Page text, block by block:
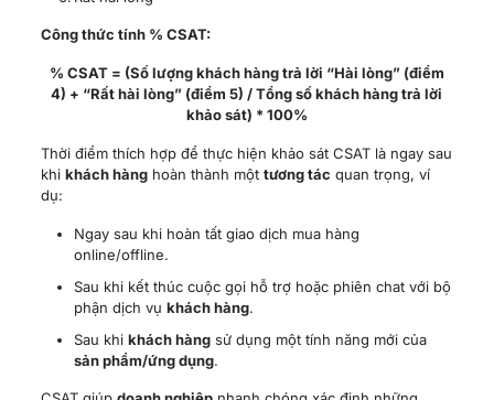
online/offline.
Sau khi kết thúc cuộc gọi hỗ trợ hoặc phiên chat với bộ
phận dịch vụkhách hàng.
khách hàngsử dụng một tính năng mới của
sản phẩm/ứng dụng
CSAT giúpdoanh nghiệpnhanh chóng xác định những
điểm yếu trong các
kịp thời để cải thiện
sự hài lòng ngay lập tức.
6.3.Customer Effort Score (CES)
Customer Effort Score (CES)tập trung vào việc đo lường
một công việc cụ thể khi tương tácvớidoanh nghiệp. Các
công việc này có thể là tìm kiếm thông tin trên website, thực
hiện quy trình mua hàng, hay giải quyết một vấn đề với bộ